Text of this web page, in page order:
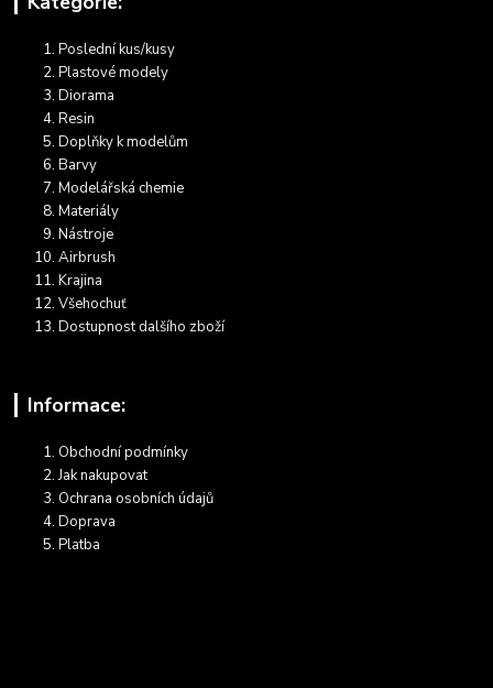
Poslední kus/kusy
Plastové modely
Diorama
Resin
Doplňky k modelům
Barvy
Modelářská chemie
Materiály
Nástroje
Airbrush
Krajina
Všehochuť
Dostupnost dalšího zboží
Informace:
Obchodní podmínky
Jak nakupovat
Ochrana osobních údajů
Doprava
Platba